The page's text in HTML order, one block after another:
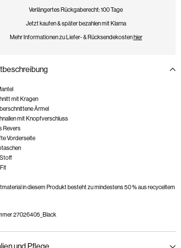
Verlängertes Rückgaberecht: 100 Tage
Jetzt kaufen & später bezahlen mit Klarna
Mehr Informationen zu Liefer- & Rücksendekosten hier
mit Kragen
Ärmel
mit Knopfverschluss
Revers
Vorderseite
in diesem Produkt besteht zu mindestens 50 % aus recyceltem
27026405_Black